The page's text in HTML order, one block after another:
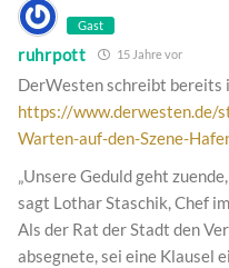
Gast
ruhrpott 15 Jahre vor
DerWesten schreibt bereits
https://www.derwesten.de/
Warten-auf-den-Szene-
„Unsere Geduld geht
sagt Lothar Staschik, Chef
Als der Rat der Stadt den
absegnete, sei eine Klausel